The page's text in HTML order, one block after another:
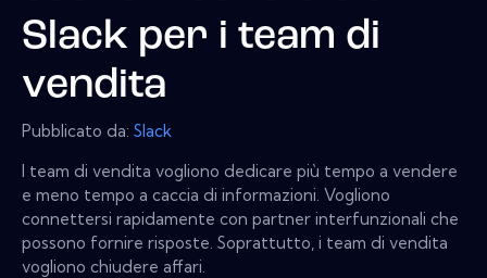
Slack per i team di
vendita
Pubblicato da: Slack
I team di vendita vogliono dedicare più tempo a vendere
e meno tempo a caccia di informazioni. Vogliono
connettersi rapidamente con partner interfunzionali che
possono fornire risposte. Soprattutto, i team di vendita
vogliono chiudere affari.